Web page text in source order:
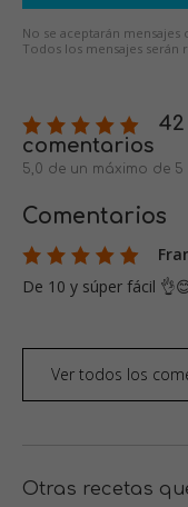
No se aceptarán mensajes
Todos los mensajes serán
comentarios
5,0 de un máximo de 5
Comentarios
De 10 y súper fácil
Ver todos los
Otras recetas